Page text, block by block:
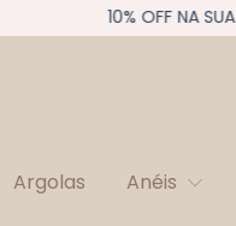
10% OFF NA SUA
Argolas Anéis